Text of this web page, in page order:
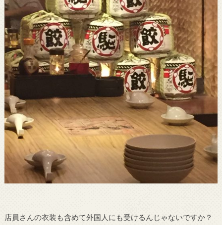
店員さんの衣装も含めて外国人にも受けるんじゃないですか？